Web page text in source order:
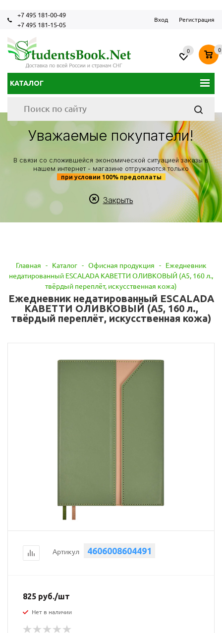
+7 495 181-00-49
+7 495 181-15-05
Вход Регистрация
КАТАЛОГ
0 0
Уважаемые покупатели!
В связи со сложившейся экономической ситуацией заказы в
нашем интернет - магазине отгружаются только
при условии 100% предоплаты
Закрыть
Главная - Каталог - Офисная продукция - Ежедневник
недатированный ESCALADA КАВЕТТИ ОЛИВКОВЫЙ (А5, 160 л.,
твёрдый переплёт, искусственная кожа)
Ежедневник недатированный ESCALADA
КАВЕТТИ ОЛИВКОВЫЙ (А5, 160 л.,
твёрдый переплёт, искусственная кожа)
Артикул 4606008604491
825 руб./шт
Нет в наличии